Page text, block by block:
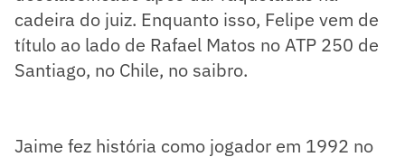
cadeira do juiz. Enquanto isso, Felipe vem de
título ao lado de Rafael Matos no ATP 250 de
Santiago, no Chile, no saibro.
Jaime fez história como jogador em 1992 no